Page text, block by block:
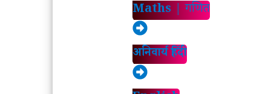
Maths |गणित
अनिवार्य हिंदी